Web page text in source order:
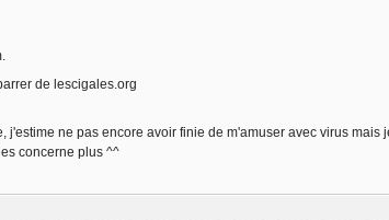
de lescigales.org
j'estime ne pas encore avoir finie de m'amuser avec virus
concerne plus ^^